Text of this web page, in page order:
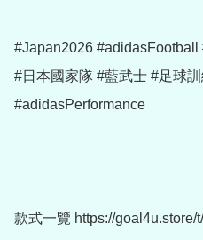
#Japan2026 #adidasFootball
#日本國家隊 #藍武士 #足球
#adidasPerformance
款式一覽 https://goal4u.store/